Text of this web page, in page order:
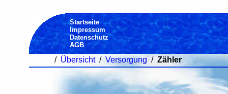
Startseite
Impressum
Datenschutz
AGB
/ Übersicht/ Versorgung / Zähler